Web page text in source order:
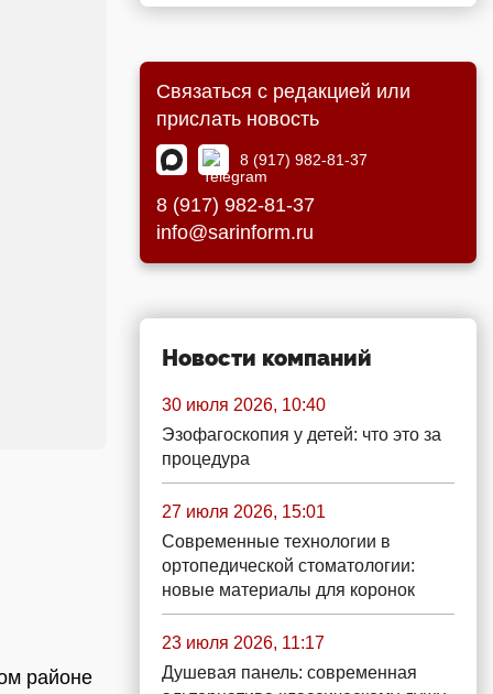
районе
Связаться с редакцией или
прислать новость
8 (917) 982-81-37
8 (917) 982-81-37
info@sarinform.ru
Новости компаний
30 июля 2026, 10:40
Эзофагоскопия у детей: что это за
процедура
27 июля 2026, 15:01
Современные технологии в
ортопедической стоматологии:
новые материалы для коронок
23 июля 2026, 11:17
Душевая панель: современная